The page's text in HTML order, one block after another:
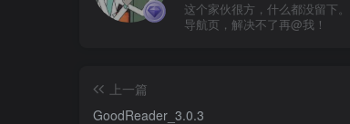
这个家伙很方，什么都没留下
导航页，解决不了再@我！
上一篇
GoodReader_3.0.3